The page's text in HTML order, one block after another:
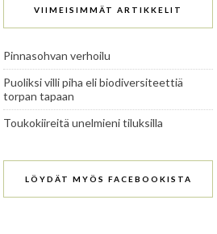
VIIMEISIMMÄT ARTIKKELIT
Pinnasohvan verhoilu
Puoliksi villi piha eli biodiversiteettiä
torpan tapaan
Toukokiireitä unelmieni tiluksilla
LÖYDÄT MYÖS FACEBOOKISTA